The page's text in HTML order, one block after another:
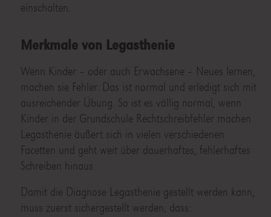
einschalten.
Merkmale von Legasthenie
Wenn Kinder – oder auch Erwachsene – Neues lernen,
machen sie Fehler. Das ist normal und erledigt sich mit
ausreichender Übung. So ist es völlig normal, wenn
Kinder in der Grundschule Rechtschreibfehler machen.
Legasthenie äußert sich in vielen verschiedenen
Facetten und geht weit über dauerhaftes, fehlerhaftes
Schreiben hinaus.
Damit die Diagnose Legasthenie gestellt werden kann,
muss zuerst sichergestellt werden, dass: